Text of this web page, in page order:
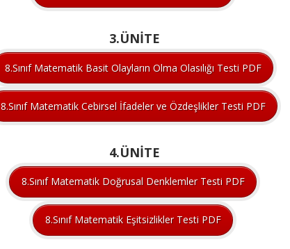
3.ÜNİTE
8.Sınıf Matematik Basit Olayların Olma Olasılığı Testi PDF
8.Sınıf Matematik Cebirsel İfadeler ve Özdeşlikler Testi PDF
4.ÜNİTE
8.Sınıf Matematik Doğrusal Denklemler Testi PDF
8.Sınıf Matematik Eşitsizlikler Testi PDF